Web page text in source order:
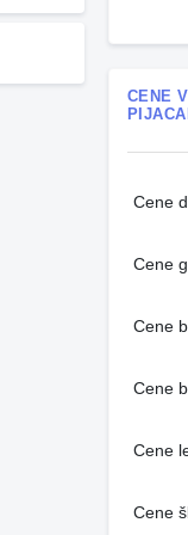
CENE
Cene
Cene
Cene
Cene
Cene
Cene